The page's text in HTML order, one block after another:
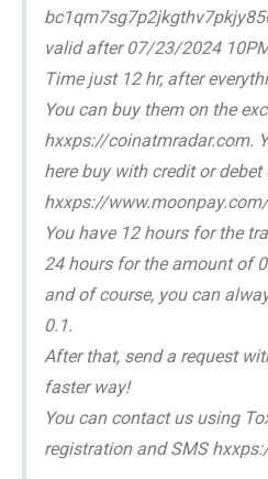
valid after 07/23/2024
Time just 12 hr, after
You can buy them on the
hxxps://coinatmradar.com.
here buy with credit or debet
hxxps://
You have 12 hours for the
24 hours for the amount of
and of course, you can
0.1.
After that, send a request
faster way!
You can contact us using
registration and SMS